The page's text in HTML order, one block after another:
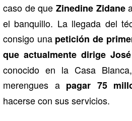
caso de que Zinedine Zidane
el banquillo. La llegada del
consigo una petición de
que actualmente dirige
conocido en la Casa
merengues a pagar 75
hacerse con sus servicios.